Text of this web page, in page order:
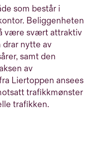
som består i
Beliggenheten
være svært attraktiv
drar nytte av
samt den
av
Liertoppen ansees
trafikkmønster
trafikken.